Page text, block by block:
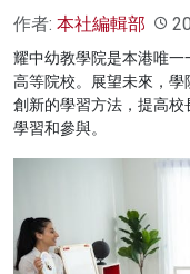
作者: 本社編輯部
耀中幼教學院是本港唯
高等院校。展望未來，
創新的學習方法，提高
學習和參與。